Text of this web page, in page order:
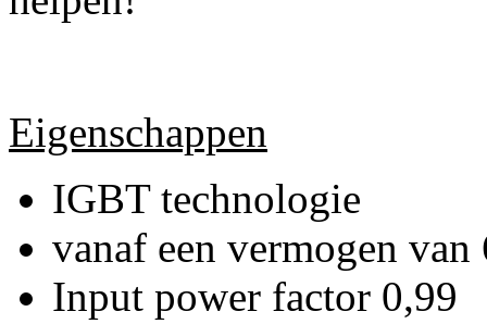
Eigenschappen
IGBT technologie
vanaf een vermogen
Input power factor 0,99